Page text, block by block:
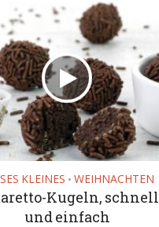
KLEINES • WEIHNACHTEN
Kugeln, schnell
und einfach